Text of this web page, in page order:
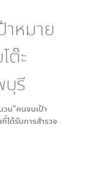
หมาย
ต๊ะ
บุรี
วน"คนจนเป้า
ได้รับการสำรวจ